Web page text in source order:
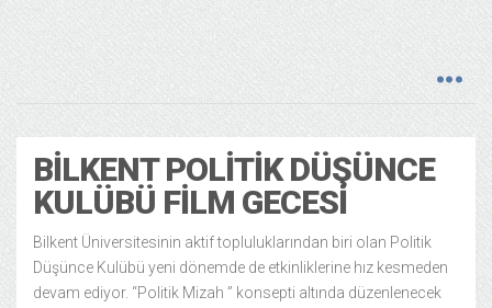
BILKENT POLITIK DÜŞÜNCE
KULÜBÜ FILM GECESI
Bilkent Üniversitesinin aktif topluluklarından biri olan Politik
Düşünce Kulübü yeni dönemde de etkinliklerine hız kesmeden
devam ediyor. “Politik Mizah ” konsepti altında düzenlenecek